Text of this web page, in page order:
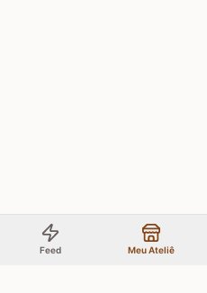
Feed Meu Ateliê